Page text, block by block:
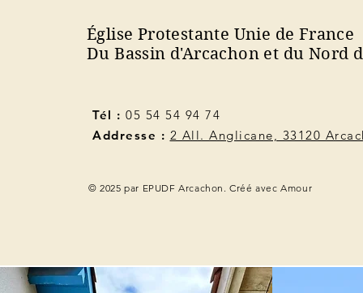
Église Protestante Unie de France
Du Bassin d'Arcachon et du Nord
Tél : 05 54 54 94 74
Addresse : 2 All. Anglicane, 33120
© 2025 par EPUDF Arcachon. Créé avec Amour